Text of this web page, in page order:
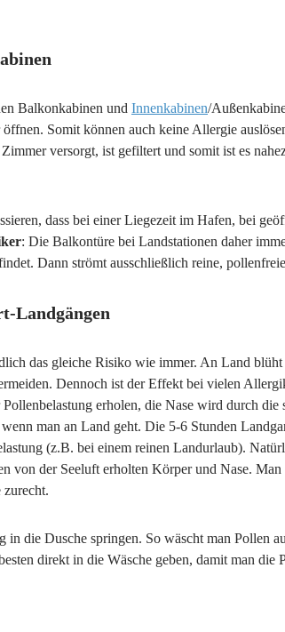
Balkonkabinen und Innenkabinen/
Somit können auch keine Allergie
versorgt, ist gefiltert und somit ist es
dass bei einer Liegezeit im Hafen, bei
: Die Balkontüre bei Landstationen daher
Dann strömt ausschließlich reine,
Landgängen
das gleiche Risiko wie immer. An Land
Dennoch ist der Effekt bei vielen
erholen, die Nase wird durch die
man an Land geht. Die 5-6 Stunden
(z.B. bei einem reinen Landurlaub).
von der Seeluft erholten Körper und Nase.
zurecht.
in die Dusche springen. So wäscht man Pollen
direkt in die Wäsche geben, damit man